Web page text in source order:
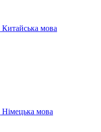
Китайська мова
Німецька мова